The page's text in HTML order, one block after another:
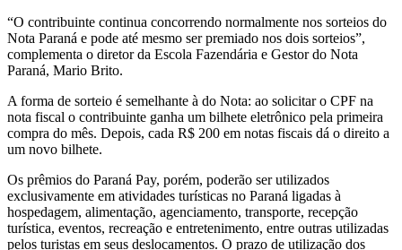
“O contribuinte continua concorrendo normalmente nos sorteios do
Nota Paraná e pode até mesmo ser premiado nos dois sorteios”,
complementa o diretor da Escola Fazendária e Gestor do Nota
Paraná, Mario Brito.
A forma de sorteio é semelhante à do Nota: ao solicitar o CPF na
nota fiscal o contribuinte ganha um bilhete eletrônico pela primeira
compra do mês. Depois, cada R$ 200 em notas fiscais dá o direito a
um novo bilhete.
Os prêmios do Paraná Pay, porém, poderão ser utilizados
exclusivamente em atividades turísticas no Paraná ligadas à
hospedagem, alimentação, agenciamento, transporte, recepção
turística, eventos, recreação e entretenimento, entre outras utilizadas
pelos turistas em seus deslocamentos. O prazo de utilização dos